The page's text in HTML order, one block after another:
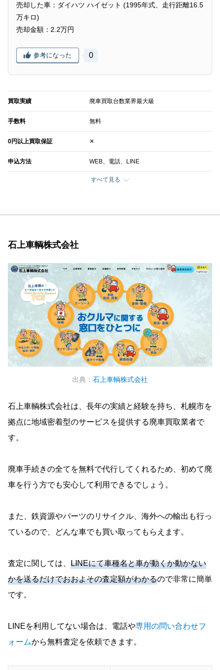
売却した車：ダイハツ ハイゼット (1995年式、走行距離16.5
万キロ)
売却金額：2.2万円
参考になった 0
買取実績 廃車買取台数業界最大級
手数料 無料
0円以上買取保証 ✕
申込方法 WEB、電話、LINE
すべて見る
石上車輌株式会社
出典： 石上車輌株式会社
石上車輌株式会社は、長年の実績と経験を持ち、札幌市を
拠点に地域密着型のサービスを提供する廃車買取業者で
す。
廃車手続きの全てを無料で代行してくれるため、初めて廃
車を行う方でも安心して利用できるでしょう。
また、鉄資源やパーツのリサイクル、海外への輸出も行っ
ているので、どんな車でも買い取ってもらえます。
査定に関しては、 LINEにて車種名と車が動くか動かない
かを送るだけでおおよその査定額がわかるので非常に簡単
です。
LINEを利用してない場合は、電話や専用の問い合わせフ
ォームから無料査定を依頼できます。